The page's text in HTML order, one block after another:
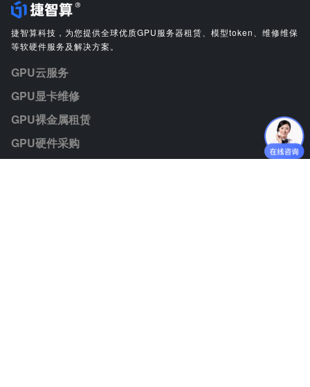
捷智算科技，为您提供全球优质GPU服务器租赁、模型token、维修维保
等软硬件服务及解决方案。
GPU云服务
GPU显卡维修
GPU裸金属租赁
GPU硬件采购